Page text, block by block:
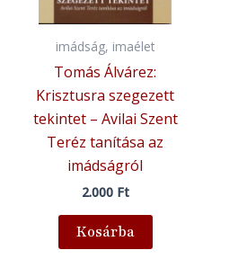
imádság, imaélet
Tomás Álvárez:
Krisztusra szegezett
tekintet – Avilai Szent
Teréz tanítása az
imádságról
2.000 Ft
Kosárba